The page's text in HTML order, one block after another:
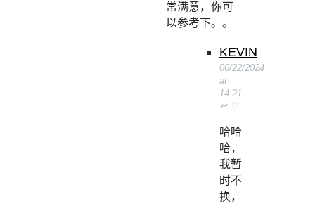
常满意，你可
以参考下。。
KEVIN
06/22/2024
at
14:21
↩ ♡
哈哈
哈，
我暂
时不
换，